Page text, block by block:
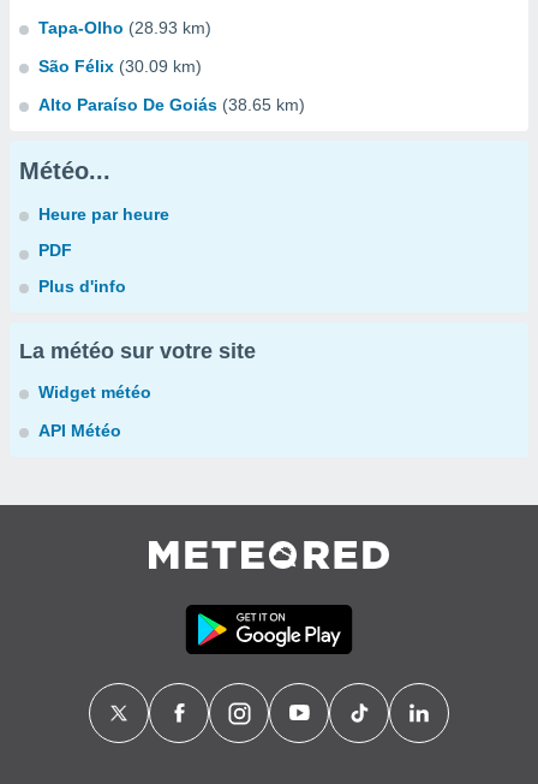
Tapa-Olho (28.93 km)
São Félix (30.09 km)
Alto Paraíso De Goiás (38.65 km)
Météo...
Heure par heure
PDF
Plus d'info
La météo sur votre site
Widget météo
API Météo